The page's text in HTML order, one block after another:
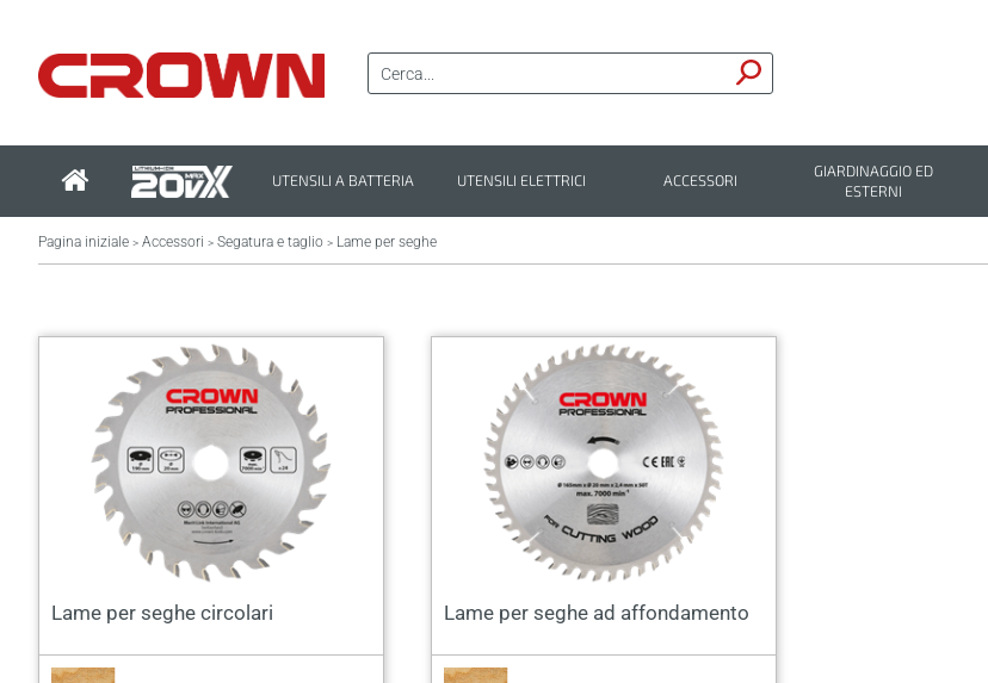
UTENSILI A BATTERIA UTENSILI ELETTRICI ACCESSORI
GIARDINAGGIO ED
ESTERNI
Pagina iniziale > Accessori > Segatura e taglio > Lame per seghe
Lame per seghe circolari Lame per seghe ad affondamento